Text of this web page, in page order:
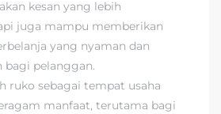
kesan yang lebih
juga mampu memberikan
yang nyaman dan
bagi pelanggan.
ruko sebagai tempat usaha
manfaat, terutama bagi